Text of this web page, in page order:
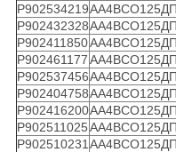
Р902534219
Р902432328
Р902411850
Р902461177
Р902537456
Р902404758
Р902416200
Р902511025
Р902510231